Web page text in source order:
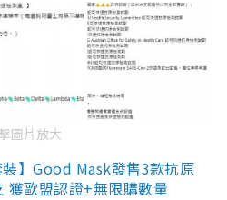
圖片放大
】Good Mask發售3款抗原
獲歐盟認證+無限購數量